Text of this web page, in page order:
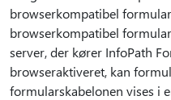
browserkompatibel
browserkompatibel
server, der kører InfoPath
browseraktiveret, kan
formularskabelonen vises i